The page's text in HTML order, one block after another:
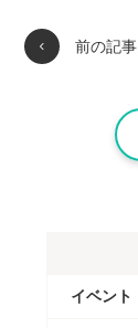
前の記事
イベント